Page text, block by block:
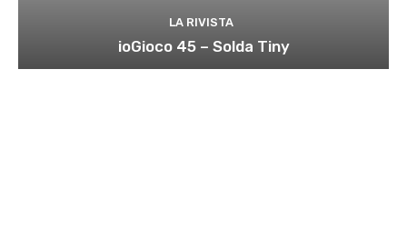
LA RIVISTA
ioGioco 45 – Solda Tiny